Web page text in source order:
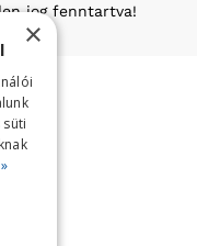
jog fenntartva!
×